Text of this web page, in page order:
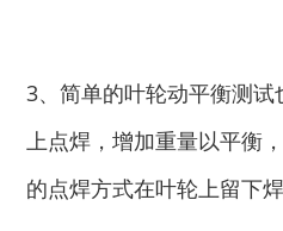
3、简单的叶轮动平衡测
上点焊，增加重量以平衡
的点焊方式在叶轮上留下